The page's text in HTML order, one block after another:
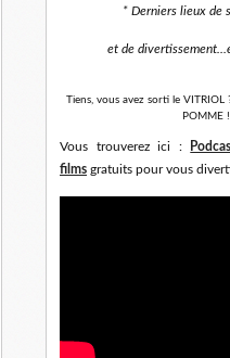
* Derniers lieux de
et de divertissement...
Tiens, vous avez sorti le
POMME
Vous trouverez ici :
films gratuits pour vous